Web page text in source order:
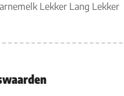
Lekker Lang Lekker